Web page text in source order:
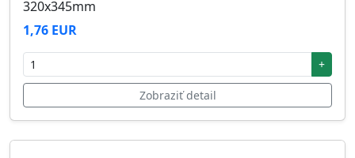
320x345mm
1,76 EUR
+
Zobraziť detail